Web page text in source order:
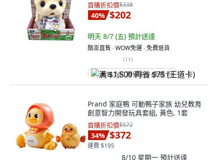
首購折扣價$338
40% $202
明天 8/7 (五) 預計送達
酷澎直售 ∙ WOW免運 ∙ 免費退貨
(11)
满 $1,500 再省 $75 (王道卡)
Prand 家庭鴨 可動鴨子家族 幼兒教育
創意智力開發玩具套組, 黃色, 1套
首購折扣價$572
34% $372
運費 $195
8/10 星期一 預計送達